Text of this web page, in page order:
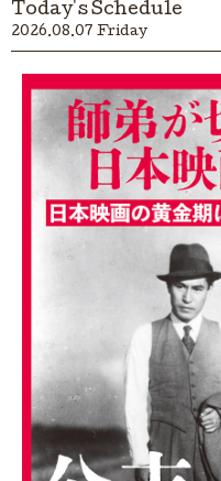
Today's Schedule
2026.08.07 Friday